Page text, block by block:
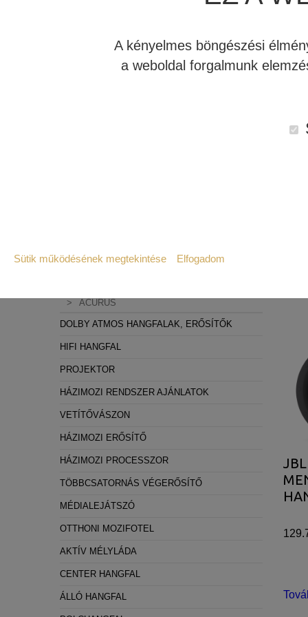
A
A
így
MERIDIAN
ACURUS
DOLBY ATMOS HANGFALAK, ERŐSÍTŐK
HIFI HANGFAL
PROJEKTOR
HÁZIMOZI RENDSZER AJÁNLATOK
VETÍTŐVÁSZON
HÁZIMOZI ERŐSÍTŐ
HÁZIMOZI PROCESSZOR
TÖBBCSATORNÁS VÉGERŐSÍTŐ
MÉDIALEJÁTSZÓ
OTTHONI MOZIFOTEL
AKTÍV MÉLYLÁDA
CENTER HANGFAL
ÁLLÓ HANGFAL
A kényelmes böngészési
a weboldal forgalmunk
Az weboldal működéséhez
Statisztikai:
A weboldal statisztikáinak elemzésével
látogatóinknak. Ezért gyűjtünk statisztikai
Reklámcélú:
Azért települnek ezek a sütik, hogy a
Sütik működésének megtekintése Elfogadom